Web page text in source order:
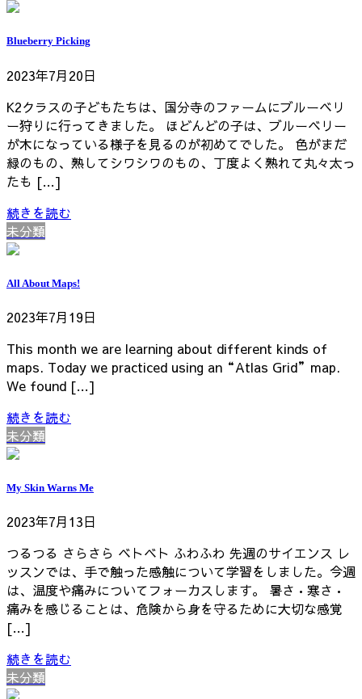
Blueberry Picking
2023年7月20日
K2クラスの子どもたちは、国分寺のファームにブルーベリ
ー狩りに行ってきました。 ほどんどの子は、ブルーベリー
が木になっている様子を見るのが初めてでした。 色がまだ
緑のもの、熟してシワシワのもの、丁度よく熟れて丸々太っ
たも […]
続きを読む
未分類
All About Maps!
2023年7月19日
This month we are learning about different kinds of
maps. Today we practiced using an“Atlas Grid”map.
We found […]
続きを読む
未分類
My Skin Warns Me
2023年7月13日
つるつる さらさら ベトベト ふわふわ 先週のサイエンス レ
ッスンでは、手で触った感触について学習をしました。今週
は、温度や痛みについてフォーカスします。 暑さ•寒さ•
痛みを感じることは、危険から身を守るために大切な感覚
[…]
続きを読む
未分類